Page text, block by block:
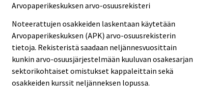
Arvopaperikeskuksen arvo-osuusrekisteri
Noteerattujen osakkeiden laskentaan käytetään
Arvopaperikeskuksen (APK) arvo-osuusrekisterin
tietoja. Rekisteristä saadaan neljännesvuosittain
kunkin arvo-osuusjärjestelmään kuuluvan osakesarjan
sektorikohtaiset omistukset kappaleittain sekä
osakkeiden kurssit neljänneksen lopussa.